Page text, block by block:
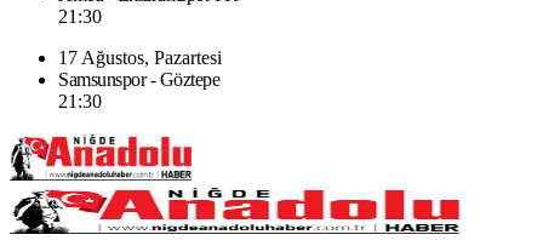
21:30
17 Ağustos, Pazartesi
Samsunspor - Göztepe
21:30